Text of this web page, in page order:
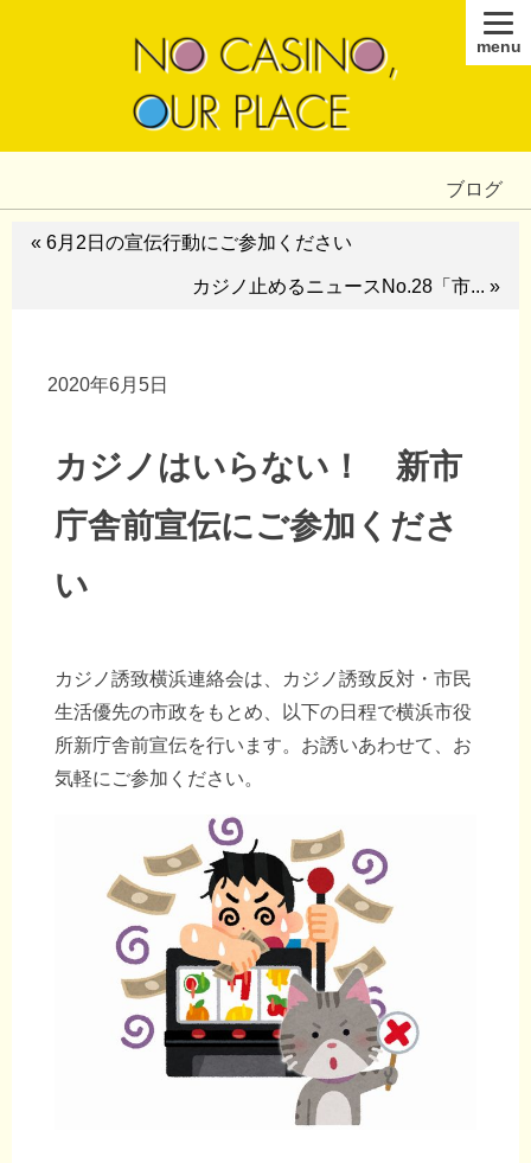
ブログ
« 6月2日の宣伝行動にご参加ください
カジノ止めるニュースNo.28「市... »
2020年6月5日
カジノはいらない！ 新市
庁舎前宣伝にご参加くださ
い
カジノ誘致横浜連絡会は、カジノ誘致反対・市民
生活優先の市政をもとめ、以下の日程で横浜市役
所新庁舎前宣伝を行います。お誘いあわせて、お
気軽にご参加ください。
menu